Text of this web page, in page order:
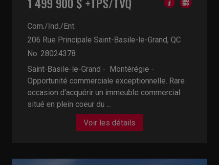
Com./Ind./Ent.
206 Rue Principale Saint-Basile-le-Grand, QC
No. 28024378
Saint-Basile-le-Grand - Montérégie -
Opportunité commerciale exceptionnelle. Rare
occasion d'acquérir un immeuble commercial
situé en plein coeur du ...
Voir les détails